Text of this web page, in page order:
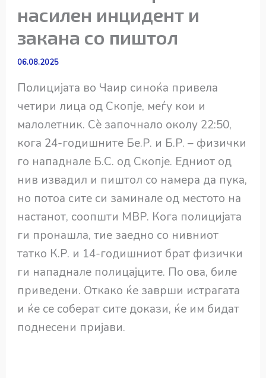
насилен инцидент и
закана со пиштол
06.08.2025
Полицијата во Чаир синоќа привела
четири лица од Скопје, меѓу кои и
малолетник. Сè започнало околу 22:50,
кога 24-годишните Бе.Р. и Б.Р. – физички
го нападнале Б.С. од Скопје. Едниот од
нив извадил и пиштол со намера да пука,
но потоа сите си заминале од местото на
настанот, соопшти МВР. Кога полицијата
ги пронашла, тие заедно со нивниот
татко К.Р. и 14-годишниот брат физички
ги нападнале полицајците. По ова, биле
приведени. Откако ќе заврши истрагата
и ќе се соберат сите докази, ќе им бидат
поднесени пријави.